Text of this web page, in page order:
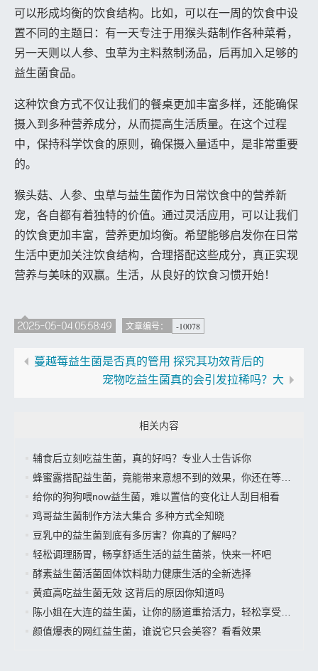
可以形成均衡的饮食结构。比如，可以在一周的饮食中设
置不同的主题日：有一天专注于用猴头菇制作各种菜肴，
另一天则以人参、虫草为主料熬制汤品，后再加入足够的
益生菌食品。
这种饮食方式不仅让我们的餐桌更加丰富多样，还能确保
摄入到多种营养成分，从而提高生活质量。在这个过程
中，保持科学饮食的原则，确保摄入量适中，是非常重要
的。
猴头菇、人参、虫草与益生菌作为日常饮食中的营养新
宠，各自都有着独特的价值。通过灵活应用，可以让我们
的饮食更加丰富，营养更加均衡。希望能够启发你在日常
生活中更加关注饮食结构，合理搭配这些成分，真正实现
营养与美味的双赢。生活，从良好的饮食习惯开始！
2025-05-04 05:58:49 文章编号： -10078
蔓越莓益生菌是否真的管用 探究其功效背后的
宠物吃益生菌真的会引发拉稀吗？大
相关内容
辅食后立刻吃益生菌，真的好吗？专业人士告诉你
蜂蜜露搭配益生菌，竟能带来意想不到的效果，你还在等什么？
给你的狗狗喂now益生菌，难以置信的变化让人刮目相看
鸡哥益生菌制作方法大集合 多种方式全知晓
豆乳中的益生菌到底有多厉害？你真的了解吗？
轻松调理肠胃，畅享舒适生活的益生菌茶，快来一杯吧
酵素益生菌活菌固体饮料助力健康生活的全新选择
黄疸高吃益生菌无效 这背后的原因你知道吗
陈小姐在大连的益生菌，让你的肠道重拾活力，轻松享受美好生活”
颜值爆表的网红益生菌，谁说它只会美容？看看效果